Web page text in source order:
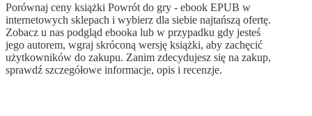
Porównaj ceny książki Powrót do gry - ebook EPUB w
internetowych sklepach i wybierz dla siebie najtańszą ofertę.
Zobacz u nas podgląd ebooka lub w przypadku gdy jesteś
jego autorem, wgraj skróconą wersję książki, aby zachęcić
użytkowników do zakupu. Zanim zdecydujesz się na zakup,
sprawdź szczegółowe informacje, opis i recenzje.